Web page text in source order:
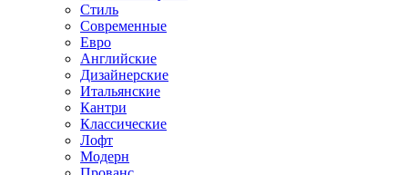
Стиль
Современные
Евро
Английские
Дизайнерские
Итальянские
Кантри
Классические
Лофт
Модерн